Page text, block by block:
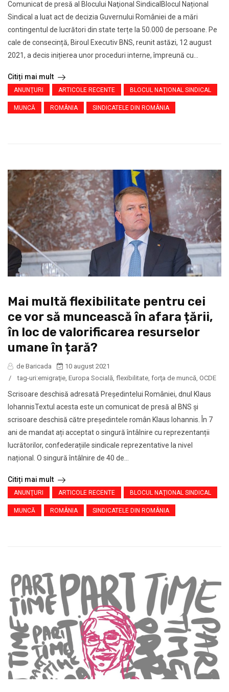
Comunicat de presă al Blocului Naţional SindicalBlocul Național
Sindical a luat act de decizia Guvernului României de a mări
contingentul de lucrători din state terțe la 50.000 de persoane. Pe
cale de consecință, Biroul Executiv BNS, reunit astăzi, 12 august
2021, a decis inițierea unor proceduri interne, împreună cu...
Citiți mai mult
ANUNŢURI ARTICOLE RECENTE BLOCUL NAŢIONAL SINDICAL
MUNCĂ ROMÂNIA SINDICATELE DIN ROMÂNIA
Mai multă flexibilitate pentru cei
ce vor să muncească în afara țării,
în loc de valorificarea resurselor
umane în țară?
de Baricada
10 august 2021
/
tag-uri:emigraţie, Europa Socială, flexibilitate, forţa de muncă, OCDE
Scrisoare deschisă adresată Președintelui României, dnul Klaus
IohannisTextul acesta este un comunicat de presă al BNS şi
scrisoare deschisă către preşedintele român Klaus Iohannis. În 7
ani de mandat ați acceptat o singură întâlnire cu reprezentanții
lucrătorilor, confederațiile sindicale reprezentative la nivel
național. O singură întâlnire de 40 de...
Citiți mai mult
ANUNŢURI ARTICOLE RECENTE BLOCUL NAŢIONAL SINDICAL
MUNCĂ ROMÂNIA SINDICATELE DIN ROMÂNIA